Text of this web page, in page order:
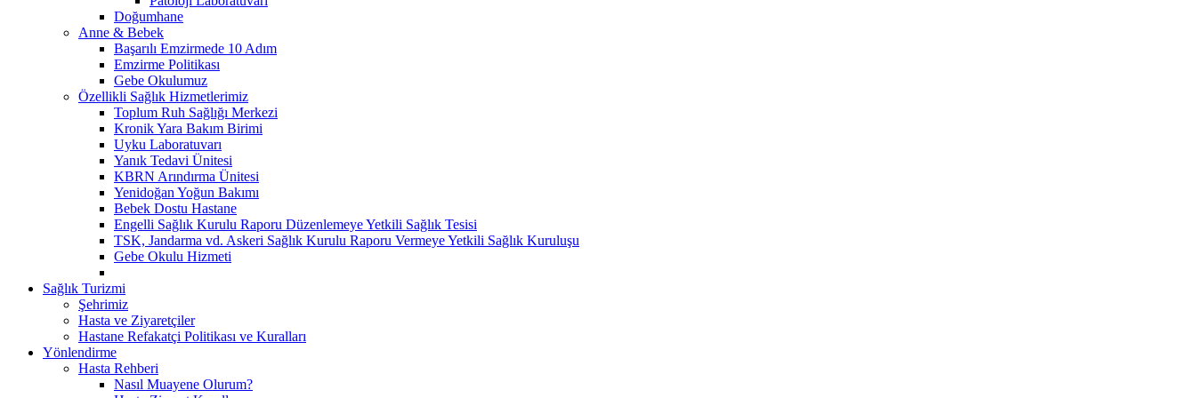
Doğumhane
Anne & Bebek
Başarılı Emzirmede 10 Adım
Emzirme Politikası
Gebe Okulumuz
Özellikli Sağlık Hizmetlerimiz
Toplum Ruh Sağlığı Merkezi
Kronik Yara Bakım Birimi
Uyku Laboratuvarı
Yanık Tedavi Ünitesi
KBRN Arındırma Ünitesi
Yenidoğan Yoğun Bakımı
Bebek Dostu Hastane
Engelli Sağlık Kurulu Raporu Düzenlemeye Yetkili Sağlık Tesisi
TSK, Jandarma vd. Askeri Sağlık Kurulu Raporu Vermeye Yetkili Sağlık Kuruluşu
Gebe Okulu Hizmeti
Sağlık Turizmi
Şehrimiz
Hasta ve Ziyaretçiler
Hastane Refakatçi Politikası ve Kuralları
Yönlendirme
Hasta Rehberi
Nasıl Muayene Olurum?